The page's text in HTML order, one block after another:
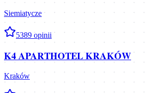
Siemiatycze
5389 opinii
K4 APARTHOTEL KRAKÓW
Kraków